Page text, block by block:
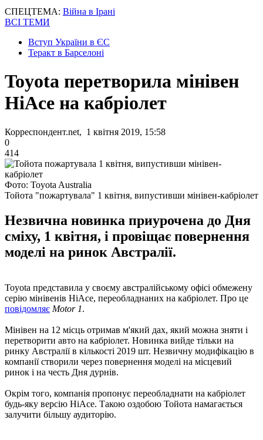
СПЕЦТЕМА: Війна в Ірані
ВСІ ТЕМИ
Вступ України в ЄС
Теракт в Барселоні
Toyota перетворила мінівен
HiAce на кабріолет
Корреспондент.net, 1 квітня 2019, 15:58
0
414
Фото: Toyota Australia
Тойота "пожартувала" 1 квітня, випустивши мінівен-кабріолет
Незвична новинка приурочена до Дня
сміху, 1 квітня, і провіщає повернення
моделі на ринок Австралії.
Toyota представила у своєму австралійському офісі обмежену
серію мінівенів HiAce, переобладнаних на кабріолет. Про це
повідомляє Motor 1.
Мінівен на 12 місць отримав м'який дах, який можна зняти і
перетворити авто на кабріолет. Новинка вийде тільки на
ринку Австралії в кількості 2019 шт. Незвичну модифікацію в
компанії створили через повернення моделі на місцевий
ринок і на честь Дня дурнів.
Окрім того, компанія пропонує переобладнати на кабріолет
будь-яку версію HiAce. Такою оздобою Тойота намагається
залучити більшу аудиторію.